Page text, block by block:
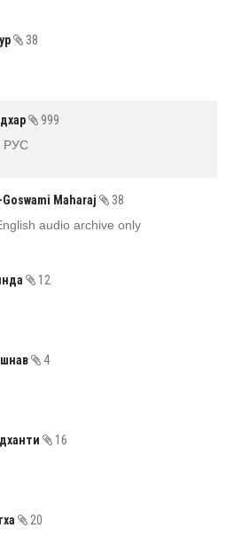
38
999
РУС
Maharaj
38
audio archive only
12
4
16
20